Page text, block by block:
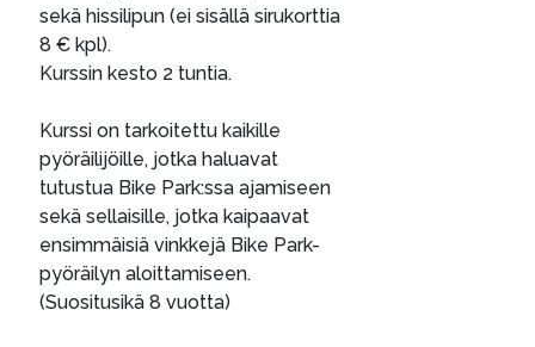
sekä hissilipun (ei sisällä sirukorttia
8 € kpl).
Kurssin kesto 2 tuntia.
Kurssi on tarkoitettu kaikille
pyöräilijöille, jotka haluavat
tutustua Bike Park:ssa ajamiseen
sekä sellaisille, jotka kaipaavat
ensimmäisiä vinkkejä Bike Park-
pyöräilyn aloittamiseen.
(Suositusikä 8 vuotta)